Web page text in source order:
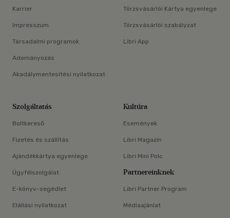
Karrier
Impresszum
Társadalmi programok
Adományozás
Akadálymentesítési nyilatkozat
Törzsvásárlói Kártya egyenlege
Törzsvásárlói szabályzat
Libri App
Szolgáltatás
Boltkereső
Fizetés és szállítás
Ajándékkártya egyenlege
Ügyfélszolgálat
E-könyv-segédlet
Elállási nyilatkozat
Kultúra
Események
Libri Magazin
Libri Mini Polc
Partnereinknek
Libri Partner Program
Médiaajánlat